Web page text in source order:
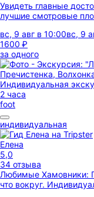
Увидеть главные
лучшие смотровые
вс, 9 авг в 10:00вс, 9
1600 ₽
за одного
2 часа
foot
индивидуальная
Елена
5,0
34 отзыва
Любимые Хамовники:
что вокруг.